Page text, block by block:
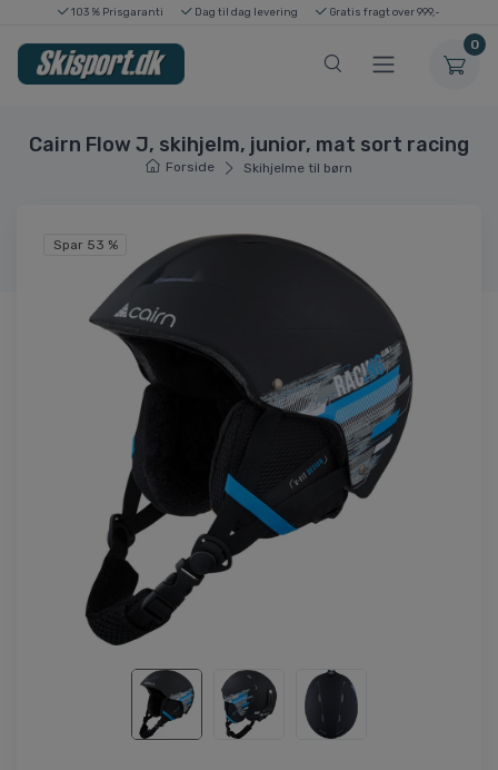
103 % Prisgaranti Dag til dag levering Gratis fragt over 999,-
0
Cairn Flow J, skihjelm, junior, mat sort racing
Forside Skihjelme til børn
Spar 53 %